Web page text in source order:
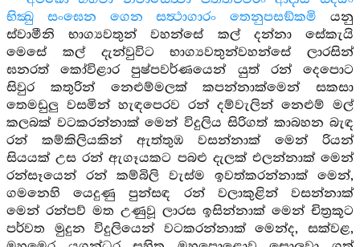
භික්‍ඛු සංඝෙන ගෙන සත්‍ථාගාරං තෙනුපසඞ්කමි යනු
ස්වාමීනි භාග්‍යවතුන් වහන්සේ කල් දන්නා සේකැයි
මෙසේ කල් දැන්වුවිට භාග්‍යවතුන්වහන්සේ ලාරසින්
ඝනරත් කෝවිළාර පුෂ්පවර්ණයෙන් යුත් රන් දෙපොට
සිවුර කතුරින් නෙළුම්මලක් කපන්නාක්මෙන් සකසා
තෙමඩුලු වසමින් හැඳපෙරව රන් දම්වැලින් නෙළුම් මල්
කලබක් වටකරන්නාක් මෙන් විදුලිය සිරිගත් කාබහන බැඳ
රන් කම්කිලියකින් ඇත්තුඹ වසන්නාක් මෙන් රියන්
සියයක් උස රන් ඇගෑයකට පබළු දැලක් එලන්නාක් මෙන්
රන්සෑයෙන් රන් කම්බිලි වැස්ම ඉවත්කරන්නාක් මෙන්,
ගමනෙහි යෙදුණු පුන්සඳ රන් වලාකුළින් වසන්නාක්
මෙන් රන්පව් මත උණුවූ ලාරස ඉසින්නාක් මෙන් චිත්‍රකූට
පර්වත මුදුන විදුලියෙන් වටකරන්නාක් මෙන්ද, සක්වළ,